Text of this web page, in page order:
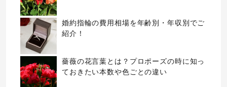
婚約指輪の費用相場を年齢別・年収別でご
紹介！
薔薇の花言葉とは？プロポーズの時に知っ
ておきたい本数や色ごとの違い